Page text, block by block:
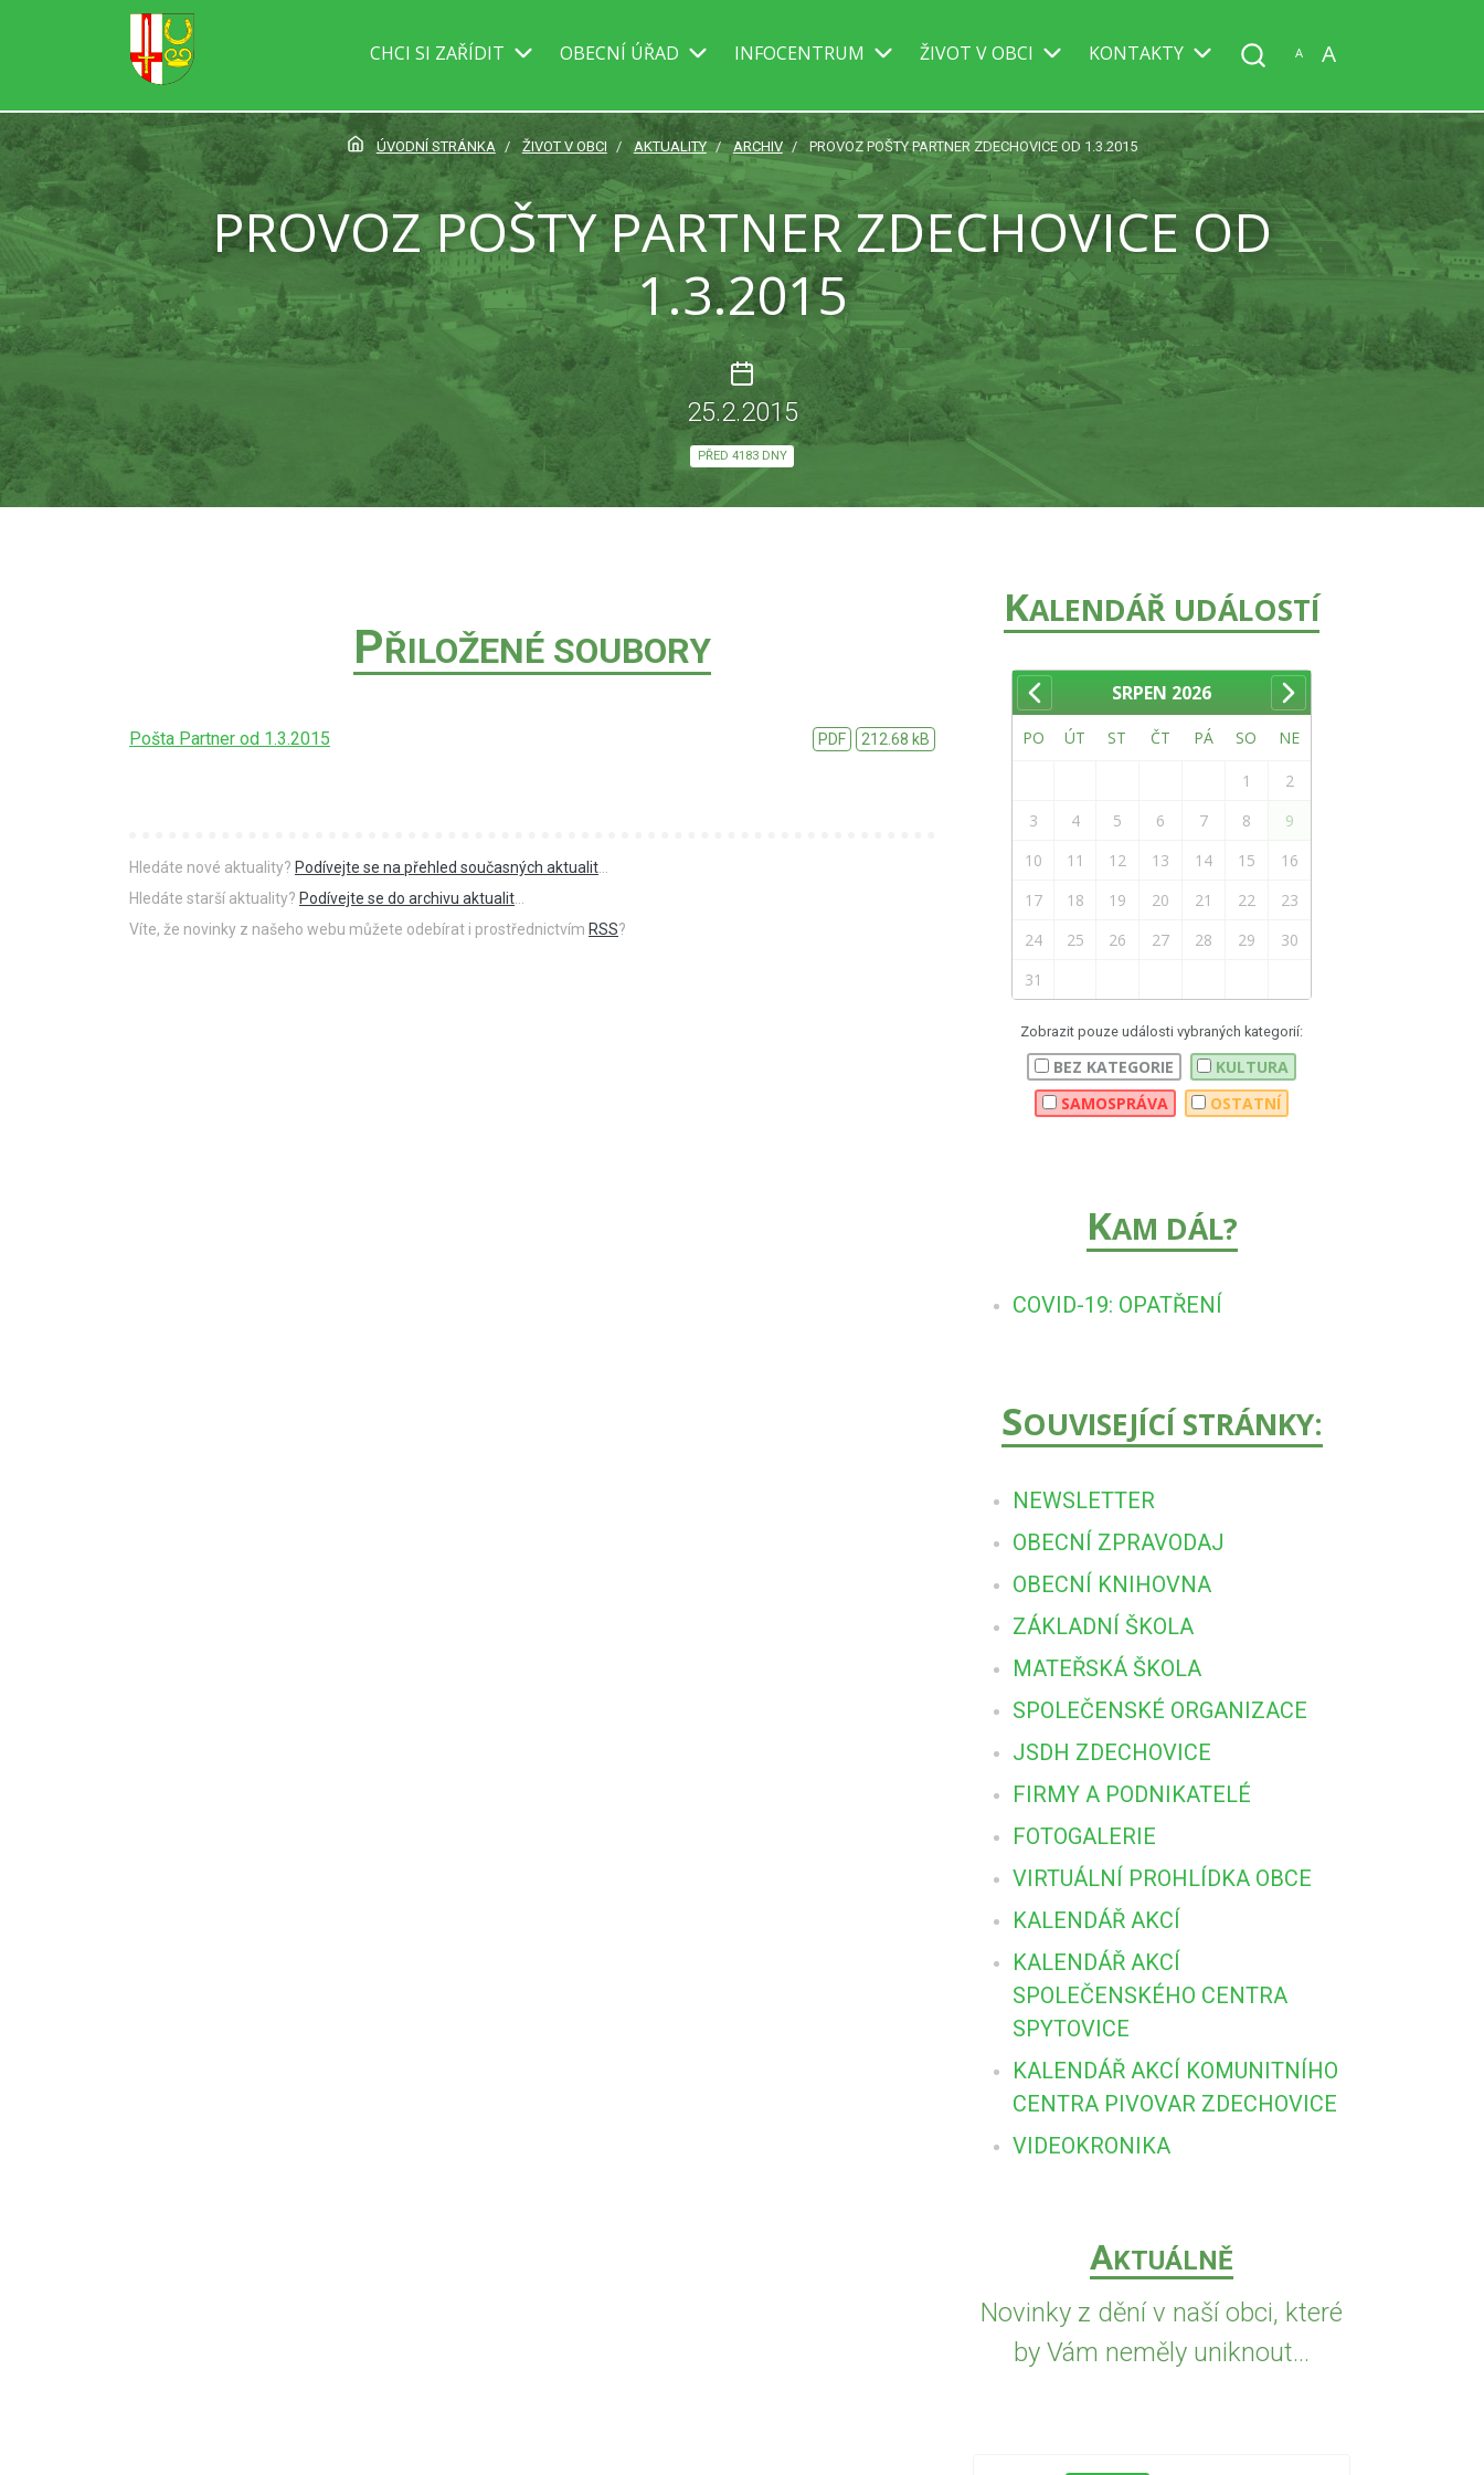
CHCI SI ZAŘÍDIT OBECNÍ ÚŘAD INFOCENTRUM ŽIVOT V OBCI KONTAKTY A A
ÚVODNÍ STRÁNKA ŽIVOT V OBCI AKTUALITY ARCHIV PROVOZ POŠTY PARTNER ZDECHOVICE OD 1.3.2015
PROVOZ POŠTY PARTNER ZDECHOVICE OD
1.3.2015
25.2.2015
PŘED 4183 DNY
PŘILOŽENÉ SOUBORY
Pošta Partner od 1.3.2015 PDF 212.68 kB
Hledáte nové aktuality? Podívejte se na přehled současných aktualit
Hledáte starší aktuality? Podívejte se do archivu aktualit
Víte, že novinky z našeho webu můžete odebírat i prostřednictvím RSS?
KALENDÁŘ UDÁLOSTÍ
SRPEN 2026
PO ÚT ST ČT PÁ SO NE
1
2
3
4 5 6 7 8
9
10
11 12 13 14 15
16
17
18 19 20 21 22
23
24
25 26 27 28 29
30
31
Zobrazit pouze události vybraných kategorií:
BEZ KATEGORIE
KULTURA
SAMOSPRÁVA
OSTATNÍ
KAM DÁL?
COVID-19: OPATŘENÍ
SOUVISEJÍCÍ STRÁNKY:
NEWSLETTER
OBECNÍ ZPRAVODAJ
OBECNÍ KNIHOVNA
ZÁKLADNÍ ŠKOLA
MATEŘSKÁ ŠKOLA
SPOLEČENSKÉ ORGANIZACE
JSDH ZDECHOVICE
FIRMY A PODNIKATELÉ
FOTOGALERIE
VIRTUÁLNÍ PROHLÍDKA OBCE
KALENDÁŘ AKCÍ
KALENDÁŘ AKCÍ
SPOLEČENSKÉHO CENTRA
SPYTOVICE
KALENDÁŘ AKCÍ KOMUNITNÍHO
CENTRA PIVOVAR ZDECHOVICE
VIDEOKRONIKA
AKTUÁLNĚ
Novinky z dění v naší obci, které
by Vám neměly uniknout...